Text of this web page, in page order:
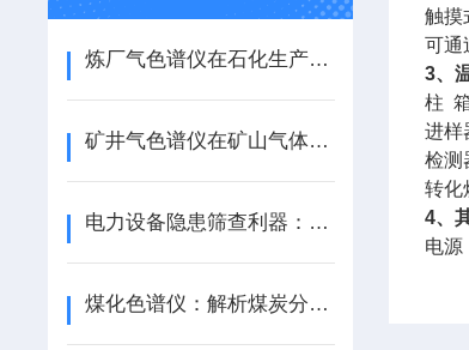
炼厂气色谱仪在石化生产中的应用与实践价值
矿井气色谱仪在矿山气体监测中的应用与实操要点
电力设备隐患筛查利器：油色谱分析仪的运维应用原理
煤化色谱仪：解析煤炭分子世界的“显微镜”
触摸
可通
3、
柱
进样
检测
转化
4、
电源